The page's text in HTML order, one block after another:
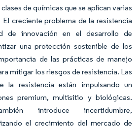
de químicas que se aplican varias
creciente problema de la resistencia
de innovación en el desarrollo de
una protección sostenible de los
de las prácticas de manejo
mitigar los riesgos de resistencia. Las
la resistencia están impulsando un
premium, multisitio y biológicas.
introduce incertidumbre,
el crecimiento del mercado de